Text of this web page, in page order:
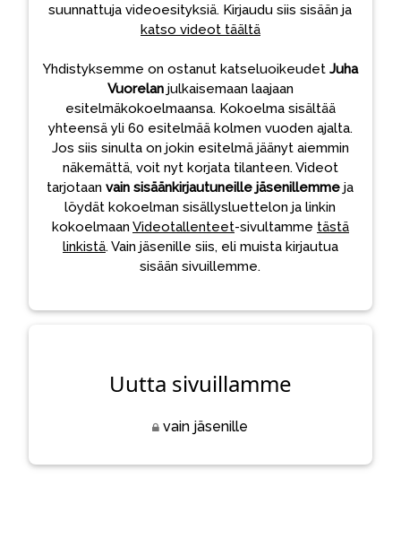
suunnattuja videoesityksiä. Kirjaudu siis sisään ja
katso videot täältä
Yhdistyksemme on ostanut katseluoikeudet Juha
Vuorelanjulkaisemaan laajaan
esitelmäkokoelmaansa. Kokoelma sisältää
yhteensä yli 60 esitelmää kolmen vuoden ajalta.
Jos siis sinulta on jokin esitelmä jäänyt aiemmin
näkemättä, voit nyt korjata tilanteen. Videot
tarjotaanvain sisäänkirjautuneille jäsenillemme ja
löydät kokoelman sisällysluettelon ja linkin
kokoelmaan Videotallenteet-sivultamme tästä
linkistä. Vain jäsenille siis, eli muista kirjautua
sisään sivuillemme.
Uutta sivuillamme
vain jäsenille